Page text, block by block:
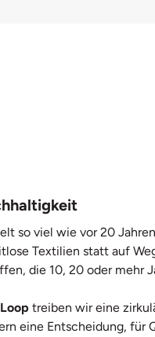
so viel wie vor 20
Textilien statt auf
die 10, 20 oder mehr
treiben wir eine
eine Entscheidung,